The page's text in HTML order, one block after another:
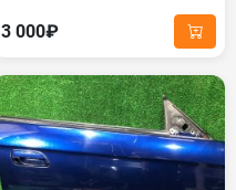
3 000₽